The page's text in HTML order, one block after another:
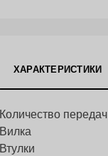
ХАРАКТЕРИСТИКИ
Количество передач
Вилка
Втулки